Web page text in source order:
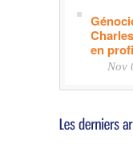
en
Nov